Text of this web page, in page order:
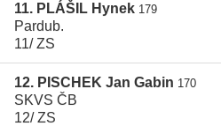
11. PLÁŠIL Hynek 179
Pardub.
11/ ZS
12. PISCHEK Jan Gabin 170
SKVS ČB
12/ ZS